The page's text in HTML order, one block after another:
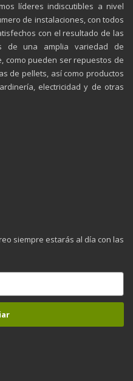
líderes indiscutibles a nivel
de instalaciones, con todos
con el resultado de las
de una amplia variedad de
como pueden ser repuestos de
de pellets, así como productos
electricidad y de otras
siempre estarás al día con las